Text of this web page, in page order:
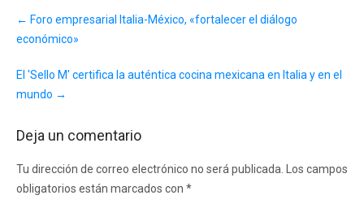
navigation
← Foro empresarial Italia-México, «fortalecer el diálogo
económico»
El 'Sello M' certifica la auténtica cocina mexicana en Italia y en el
mundo →
Deja un comentario
Tu dirección de correo electrónico no será publicada.
Los campos
obligatorios están marcados con *